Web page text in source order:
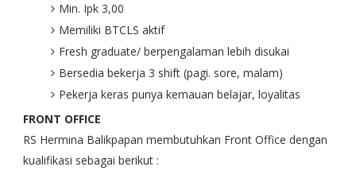
Min. Ipk 3,00
Memiliki BTCLS aktif
Fresh graduate/ berpengalaman lebih disukai
Bersedia bekerja 3 shift (pagi. sore, malam)
Pekerja keras punya kemauan belajar, loyalitas
FRONT OFFICE
RS Hermina Balikpapan membutuhkan Front Office dengan
kualifikasi sebagai berikut :